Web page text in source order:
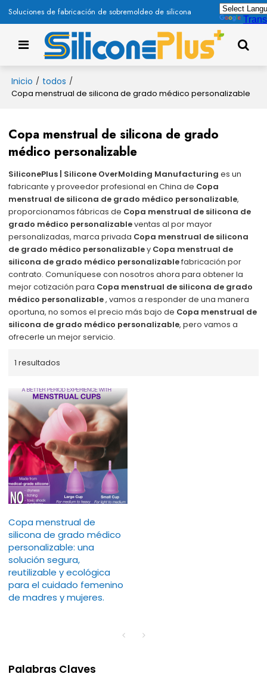
Soluciones de fabricación de sobremoldeo de silicona
Inicio / todos /
Copa menstrual de silicona de grado médico personalizable
Copa menstrual de silicona de grado
médico personalizable
SiliconePlus | Silicone OverMolding Manufacturing es un
fabricante y proveedor profesional en China de Copa
menstrual de silicona de grado médico personalizable,
proporcionamos fábricas de Copa menstrual de silicona de
grado médico personalizableventas al por mayor
personalizadas, marca privada Copa menstrual de silicona
de grado médico personalizabley Copa menstrual de
silicona de grado médico personalizablefabricación por
contrato. Comuníquese con nosotros ahora para obtener la
mejor cotización para Copa menstrual de silicona de grado
médico personalizable, vamos a responder de una manera
oportuna, no somos el precio más bajo de Copa menstrual de
silicona de grado médico personalizable, pero vamos a
ofrecerle un mejor servicio.
1 resultados
Copa menstrual de
silicona de grado médico
personalizable: una
solución segura,
reutilizable y ecológica
para el cuidado femenino
de madres y mujeres.
Palabras Claves